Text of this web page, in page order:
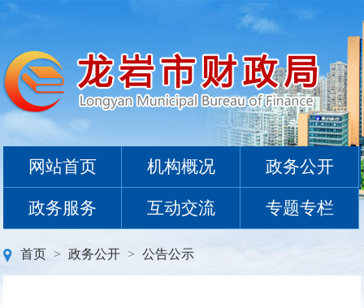
网站首页 机构概况 政务公开
政务服务 互动交流 专题专栏
首页 > 政务公开 > 公告公示